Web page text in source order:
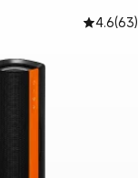
4.6(63)